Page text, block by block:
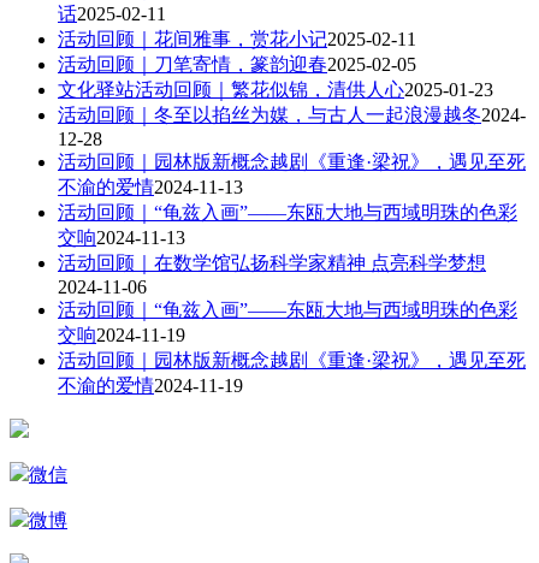
话2025-02-11
活动回顾｜花间雅事，赏花小记2025-02-11
活动回顾｜刀笔寄情，篆韵迎春2025-02-05
文化驿站活动回顾｜繁花似锦，清供人心2025-01-23
活动回顾｜冬至以掐丝为媒，与古人一起浪漫越冬2024-
12-28
活动回顾｜园林版新概念越剧《重逢·梁祝》，遇见至死
不渝的爱情2024-11-13
活动回顾｜“龟兹入画”——东瓯大地与西域明珠的色彩
交响2024-11-13
活动回顾｜在数学馆弘扬科学家精神 点亮科学梦想
2024-11-06
活动回顾｜“龟兹入画”——东瓯大地与西域明珠的色彩
交响2024-11-19
活动回顾｜园林版新概念越剧《重逢·梁祝》，遇见至死
不渝的爱情2024-11-19
微信
微博